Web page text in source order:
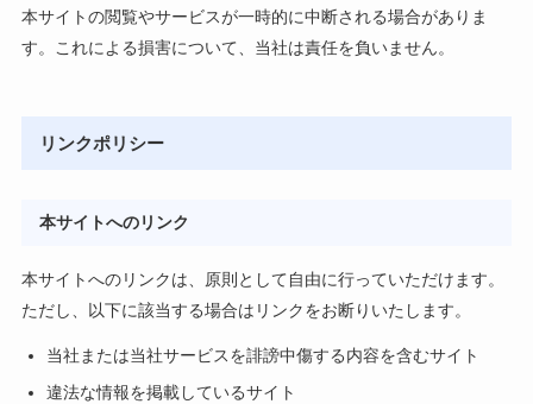
本サイトの閲覧やサービスが一時的に中断される場合がありま
す。これによる損害について、当社は責任を負いません。
リンクポリシー
本サイトへのリンク
本サイトへのリンクは、原則として自由に行っていただけます。
ただし、以下に該当する場合はリンクをお断りいたします。
当社または当社サービスを誹謗中傷する内容を含むサイト
違法な情報を掲載しているサイト